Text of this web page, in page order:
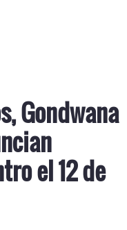
Gondwana
el 12 de